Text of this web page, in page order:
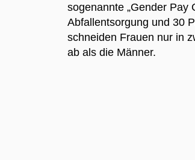
sogenannte „Gender Pay
Abfallentsorgung und 30
schneiden Frauen nur in
ab als die Männer.